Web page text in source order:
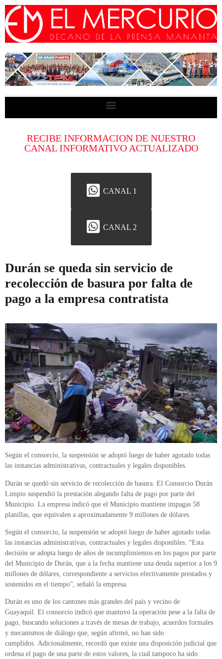
RECIBE INFORMACION DE NUESTRO
CANAL INFORMATIVO ACTUALIZADO
CANAL 1
CANAL 2
Durán se queda sin servicio de
recolección de basura por falta de
pago a la empresa contratista
Según el consorcio, la suspensión se adoptó luego de haber agotado todas
las instancias administrativas, contractuales y legales disponibles.
Durán se quedó sin servicio de recolección de basura. El Consorcio Durán
Limpio suspendió la prestación alegando falta de pago por parte del
Municipio. La empresa indicó que el Municipio mantiene impagas 58
planillas, que equivalen a aproximadamente 9 millones de dólares.
Según el consorcio, la suspensión se adoptó luego de haber agotado todas
las instancias administrativas, contractuales y legales disponibles. “Esta
decisión se adopta luego de años de incumplimientos en los pagos por parte
del Municipio de Durán, que a la fecha mantiene una deuda superior a los 9
millones de dólares, correspondiente a servicios efectivamente prestados y
sostenidos en el tiempo”, señaló la empresa.
Durán es uno de los cantones más grandes del país y vecino de
Guayaquil. El consorcio indicó que mantuvo la operación pese a la falta de
pago, buscando soluciones a través de mesas de trabajo, acuerdos formales
y mecanismos de diálogo que, según afirmó, no han sido
cumplidos. Adicionalmente, recordó que existe una disposición judicial que
ordena el pago de una parte de estos valores, la cual tampoco ha sido